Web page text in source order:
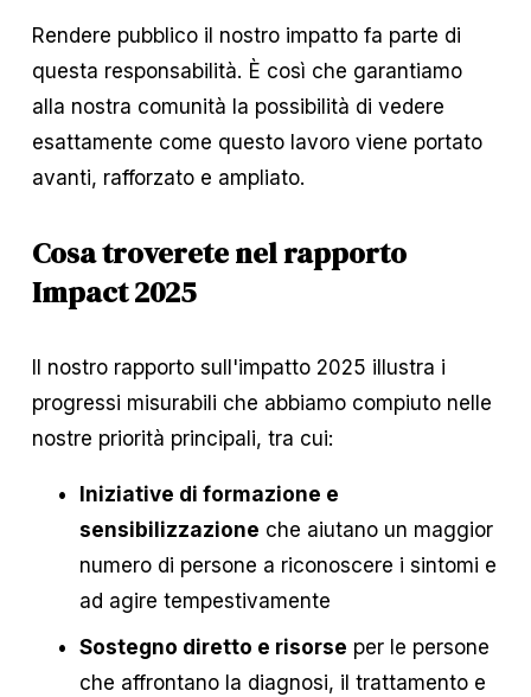
Rendere pubblico il nostro impatto fa parte di
questa responsabilità. È così che garantiamo
alla nostra comunità la possibilità di vedere
esattamente come questo lavoro viene portato
avanti, rafforzato e ampliato.
Cosa troverete nel rapporto
Impact 2025
Il nostro rapporto sull'impatto 2025 illustra i
progressi misurabili che abbiamo compiuto nelle
nostre priorità principali, tra cui:
Iniziative di formazione e
sensibilizzazione che aiutano un maggior
numero di persone a riconoscere i sintomi e
ad agire tempestivamente
Sostegno diretto e risorse per le persone
che affrontano la diagnosi, il trattamento e